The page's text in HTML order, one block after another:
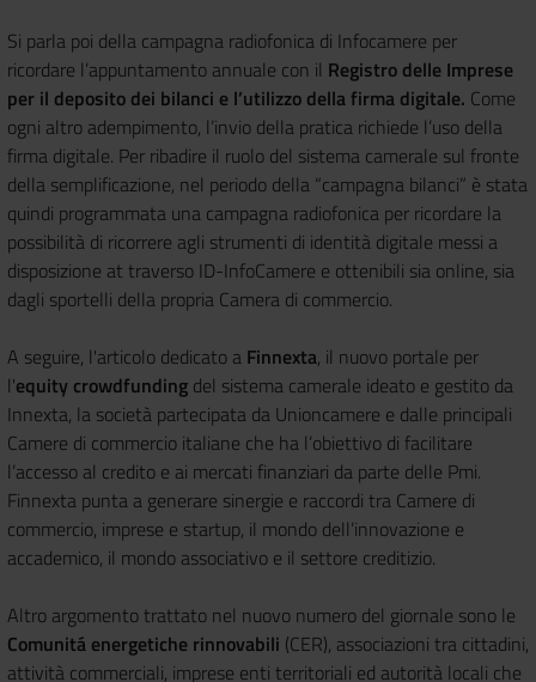
Si parla poi della campagna radiofonica di Infocamere per
ricordare l’appuntamento annuale con il Registro delle Imprese
per il deposito dei bilanci e l’utilizzo della firma digitale. Come
ogni altro adempimento, l’invio della pratica richiede l’uso della
firma digitale. Per ribadire il ruolo del sistema camerale sul fronte
della semplificazione, nel periodo della “campagna bilanci” è stata
quindi programmata una campagna radiofonica per ricordare la
possibilità di ricorrere agli strumenti di identità digitale messi a
disposizione at traverso ID-InfoCamere e ottenibili sia online, sia
dagli sportelli della propria Camera di commercio.
A seguire, l'articolo dedicato a Finnexta, il nuovo portale per
l'equity crowdfunding del sistema camerale ideato e gestito da
Innexta, la società partecipata da Unioncamere e dalle principali
Camere di commercio italiane che ha l’obiettivo di facilitare
l’accesso al credito e ai mercati finanziari da parte delle Pmi.
Finnexta punta a generare sinergie e raccordi tra Camere di
commercio, imprese e startup, il mondo dell’innovazione e
accademico, il mondo associativo e il settore creditizio.
Altro argomento trattato nel nuovo numero del giornale sono le
Comunitá energetiche rinnovabili (CER), associazioni tra cittadini,
attività commerciali, imprese enti territoriali ed autorità locali che